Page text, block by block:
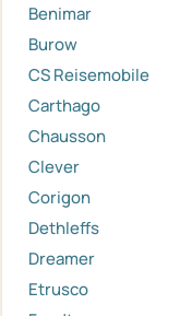
Benimar
Burow
CS Reisemobile
Carthago
Chausson
Clever
Corigon
Dethleffs
Dreamer
Etrusco